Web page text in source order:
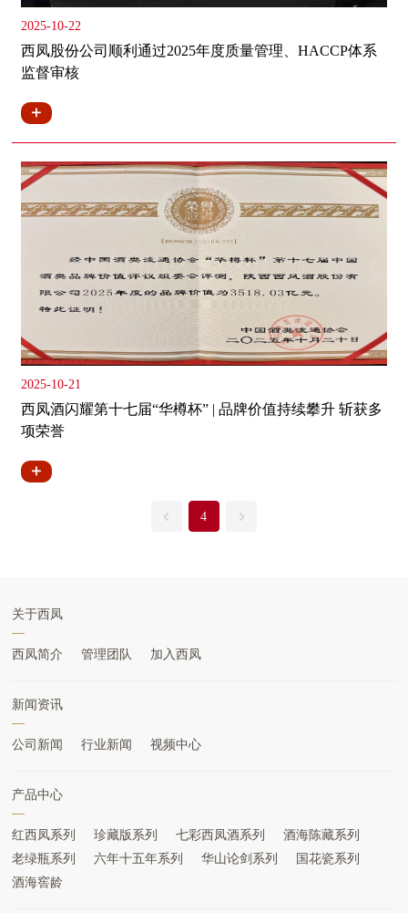
2025-10-22
西凤股份公司顺利通过2025年度质量管理、HACCP体系
监督审核
2025-10-21
西凤酒闪耀第十七届“华樽杯” | 品牌价值持续攀升 斩获多
项荣誉
4
关于西凤
西凤简介 管理团队 加入西凤
新闻资讯
公司新闻 行业新闻 视频中心
产品中心
红西凤系列 珍藏版系列 七彩西凤酒系列
酒海陈藏系列
老绿瓶系列
六年十五年系列 华山论剑系列
国花瓷系列
酒海窖龄